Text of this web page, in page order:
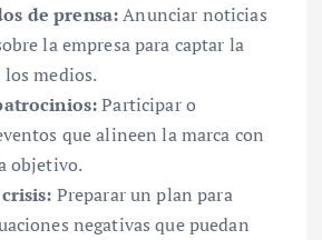
de prensa:Anunciar noticias
la empresa para captar la
medios.
Participar o
que alineen la marca con
objetivo.
Preparar un plan para
negativas que puedan